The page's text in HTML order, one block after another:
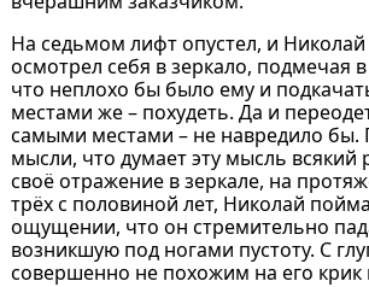
На седьмом лифт опустел, и
осмотрел себя в зеркало, подмечая
что неплохо бы было ему и
местами же – похудеть. Да и
самыми местами – не навредило бы.
мысли, что думает эту мысль всякий
своё отражение в зеркале, на
трёх с половиной лет, Николай
ощущении, что он стремительно
возникшую под ногами пустоту. С
совершенно не похожим на его крик